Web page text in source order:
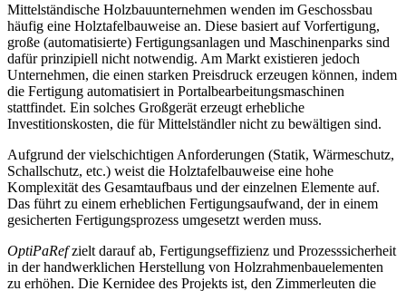
Mittelständische Holzbauunternehmen wenden im Geschossbau
häufig eine Holztafelbauweise an. Diese basiert auf Vorfertigung,
große (automatisierte) Fertigungsanlagen und Maschinenparks sind
dafür prinzipiell nicht notwendig. Am Markt existieren jedoch
Unternehmen, die einen starken Preisdruck erzeugen können, indem
die Fertigung automatisiert in Portalbearbeitungsmaschinen
stattfindet. Ein solches Großgerät erzeugt erhebliche
Investitionskosten, die für Mittelständler nicht zu bewältigen sind.
Aufgrund der vielschichtigen Anforderungen (Statik, Wärmeschutz,
Schallschutz, etc.) weist die Holztafelbauweise eine hohe
Komplexität des Gesamtaufbaus und der einzelnen Elemente auf.
Das führt zu einem erheblichen Fertigungsaufwand, der in einem
gesicherten Fertigungsprozess umgesetzt werden muss.
OptiPaRefzielt darauf ab, Fertigungseffizienz und Prozesssicherheit
in der handwerklichen Herstellung von Holzrahmenbauelementen
zu erhöhen. Die Kernidee des Projekts ist, den Zimmerleuten die